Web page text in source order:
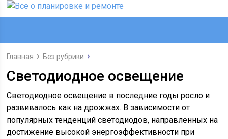
Главная Без рубрики
Светодиодное освещение
Светодиодное освещение в последние годы росло и
развивалось как на дрожжах. В зависимости от
популярных тенденций светодиодов, направленных на
достижение высокой энергоэффективности при